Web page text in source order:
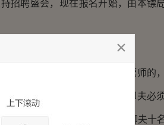
招聘盛会，现在报名开始，由本镖
容大声说道：“想来招聘做镖师的
须在华维武手下走满十招；脚夫必
：“镖师十名，趟子手十名，脚夫十